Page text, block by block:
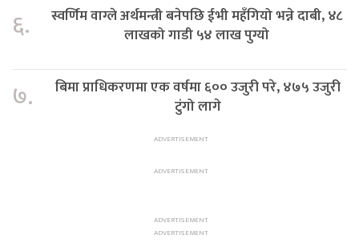
६.
स्वर्णिम वाग्ले अर्थमन्त्री बनेपछि ईभी महँगियो भन्ने दाबी, ४८
लाखको गाडी ५४ लाख पुग्यो
७.
बिमा प्राधिकरणमा एक वर्षमा ६०० उजुरी परे, ४७५ उजुरी
टुंगो लागे